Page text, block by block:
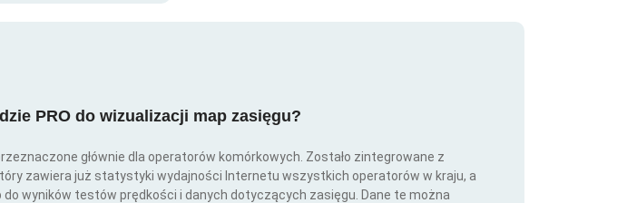
PRO do wizualizacji map zasięgu?
głównie dla operatorów komórkowych. Zostało zintegrowane z
zawiera już statystyki wydajności Internetu wszystkich operatorów w kraju, a
wyników testów prędkości i danych dotyczących zasięgu. Dane te można